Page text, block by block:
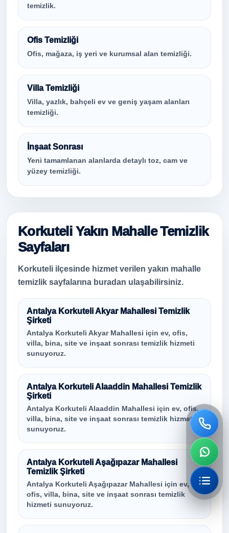
temizlik.
Ofis Temizliği
Ofis, mağaza, iş yeri ve kurumsal alan temizliği.
Villa Temizliği
Villa, yazlık, bahçeli ev ve geniş yaşam alanları
temizliği.
İnşaat Sonrası
Yeni tamamlanan alanlarda detaylı toz, cam ve
yüzey temizliği.
Korkuteli Yakın Mahalle Temizlik
Sayfaları
Korkuteli ilçesinde hizmet verilen yakın mahalle
temizlik sayfalarına buradan ulaşabilirsiniz.
Antalya Korkuteli Akyar Mahallesi Temizlik
Şirketi
Antalya Korkuteli Akyar Mahallesi için ev, ofis,
villa, bina, site ve inşaat sonrası temizlik hizmeti
sunuyoruz.
Antalya Korkuteli Alaaddin Mahallesi Temizlik
Şirketi
Antalya Korkuteli Alaaddin Mahallesi için ev, ofis,
villa, bina, site ve inşaat sonrası temizlik hizmeti
sunuyoruz.
Antalya Korkuteli Aşağıpazar Mahallesi
Temizlik Şirketi
Antalya Korkuteli Aşağıpazar Mahallesi için ev,
ofis, villa, bina, site ve inşaat sonrası temizlik
hizmeti sunuyoruz.